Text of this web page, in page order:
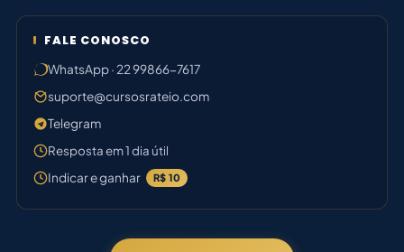
FALE CONOSCO
WhatsApp · 22 99866-7617
suporte@cursosrateio.com
Telegram
Resposta em 1 dia útil
Indicar e ganhar
R$ 10